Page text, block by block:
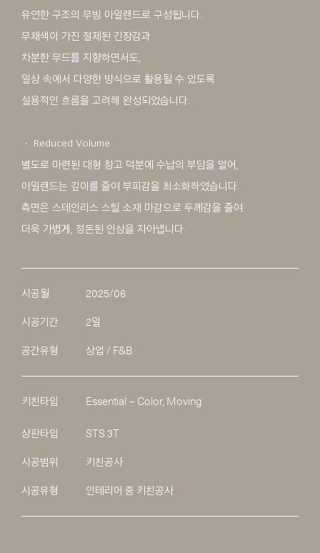
유연한 구조의 무빙 아일랜드로 구성됩니다.
무채색이 가진 절제된 긴장감과
차분한 무드를 지향하면서도,
일상 속에서 다양한 방식으로 활용될 수 있도록
실용적인 흐름을 고려해 완성되었습니다.
ㆍ Reduced Volume
별도로 마련된 대형 창고 덕분에 수납의 부담을 덜어,
아일랜드는 깊이를 줄여 부피감을 최소화하였습니다.
측면은 스테인리스 스틸 소재 마감으로 두께감을 줄여
더욱 가볍게, 정돈된 인상을 자아냅니다.
시공월 2025/06
시공기간 2일
공간유형 상업 / F&B
키친타입 Essential – Color, Moving
상판타입 STS 3T
시공범위 키친공사
시공유형 인테리어 중 키친공사